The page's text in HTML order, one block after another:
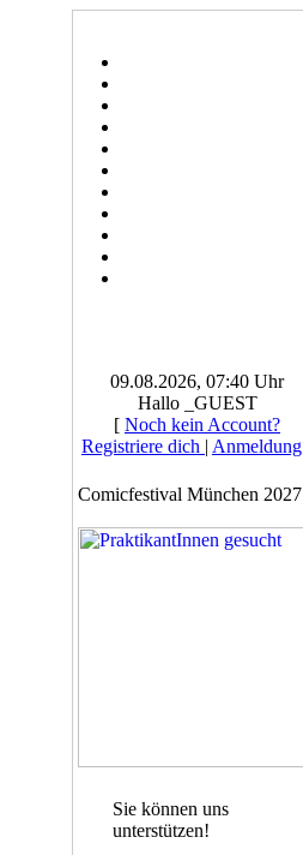
09.08.2026, 07:40 Uhr
Hallo _GUEST
[ Noch kein Account?
Registriere dich | Anmeldung
Comicfestival München 2027
Sie können uns
unterstützen!